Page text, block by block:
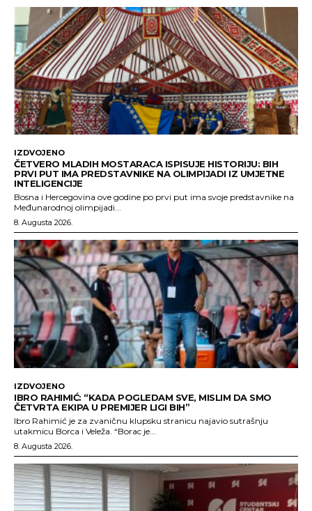
IZDVOJENO
ČETVERO MLADIH MOSTARACA ISPISUJE HISTORIJU: BIH
PRVI PUT IMA PREDSTAVNIKE NA OLIMPIJADI IZ UMJETNE
INTELIGENCIJE
Bosna i Hercegovina ove godine po prvi put ima svoje predstavnike na
Međunarodnoj olimpijadi...
8. Augusta 2026.
IZDVOJENO
IBRO RAHIMIĆ: “KADA POGLEDAM SVE, MISLIM DA SMO
ČETVRTA EKIPA U PREMIJER LIGI BIH”
Ibro Rahimić je za zvaničnu klupsku stranicu najavio sutrašnju
utakmicu Borca i Veleža. “Borac je...
8. Augusta 2026.